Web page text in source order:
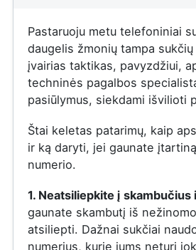
Pastaruoju metu telefoniniai
daugelis žmonių tampa
įvairias taktikas, pavyzdžiui,
techninės pagalbos
pasiūlymus, siekdami išvilioti
Štai keletas patarimų, kaip
ir ką daryti, jei gaunate
numerio.
1. Neatsiliepkite į
gaunate skambutį iš
atsiliepti. Dažnai sukčiai
numerius, kurie jums neturi